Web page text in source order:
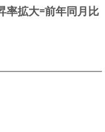
率拡大=前年同月比